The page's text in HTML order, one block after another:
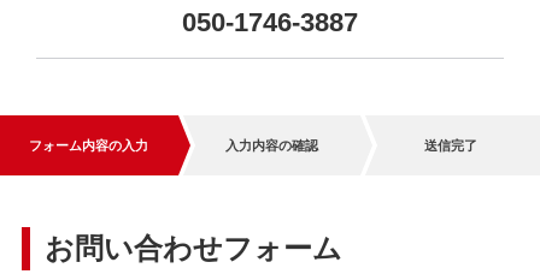
050-1746-3887
フォーム内容の入力 入力内容の確認 送信完了
お問い合わせフォーム